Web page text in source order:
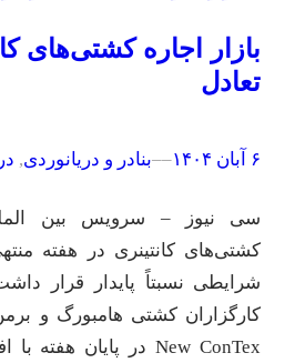
بازار اجاره کشتی‌های
تعادل
۶ آبان ۱۴۰۴ –
–بنادر و دریانوردی,
سی نیوز – سرویس بین
شرایطی نسبتاً پایدار قرار